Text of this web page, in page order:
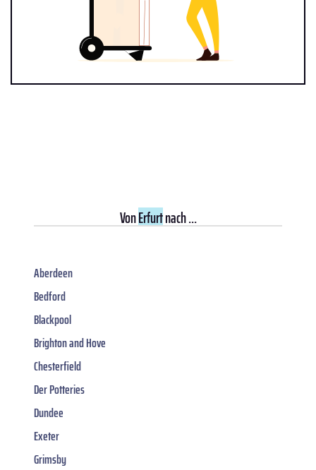
VonErfurtnach ...
Aberdeen
Bedford
Blackpool
Brighton and Hove
Chesterfield
Der Potteries
Dundee
Exeter
Grimsby